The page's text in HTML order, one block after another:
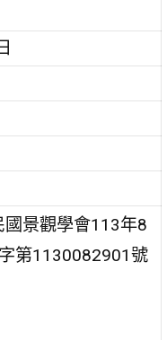
景觀學會113年8
第1130082901號